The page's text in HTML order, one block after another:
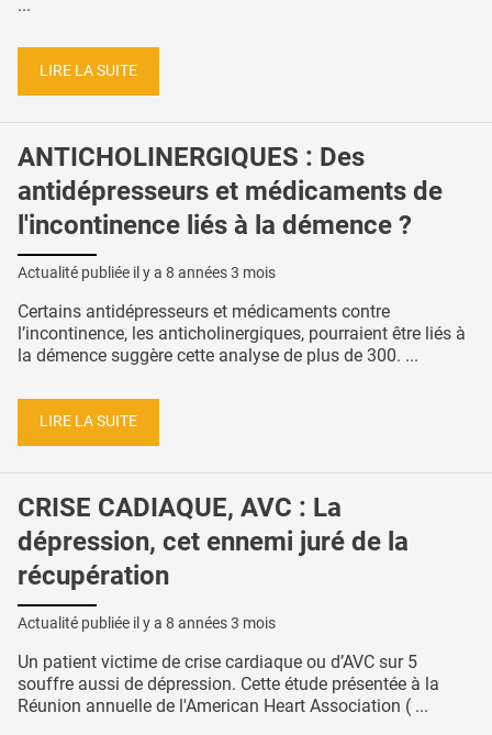
...
LIRE LA SUITE
ANTICHOLINERGIQUES : Des
antidépresseurs et médicaments de
l'incontinence liés à la démence ?
Actualité publiée il y a 8 années 3 mois
Certains antidépresseurs et médicaments contre
l’incontinence, les anticholinergiques, pourraient être liés à
la démence suggère cette analyse de plus de 300. ...
LIRE LA SUITE
CRISE CADIAQUE, AVC : La
dépression, cet ennemi juré de la
récupération
Actualité publiée il y a 8 années 3 mois
Un patient victime de crise cardiaque ou d’AVC sur 5
souffre aussi de dépression. Cette étude présentée à la
Réunion annuelle de l'American Heart Association ( ...